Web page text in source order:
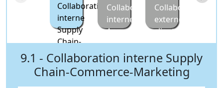
Collaboration
interne
Supply
Chain-
Commerce-
Marketing
Collaboration
interne
Appros-
Achats
Collaboration
externe
client-
fournisseur
9.1 - Collaboration interne Supply
Chain-Commerce-Marketing